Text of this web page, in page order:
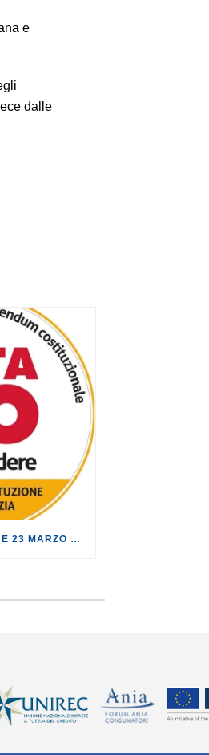
e
dalle
AL REFERENDUM DEL 22 E 23 MARZO VOTA NO